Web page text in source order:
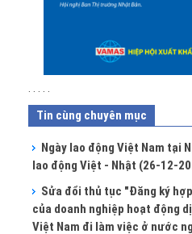
. . . . .
Tin cùng chuyên mục
Ngày lao động Việt Nam tại
lao động Việt - Nhật (26-12-
Sửa đổi thủ tục "Đăng ký
của doanh nghiệp hoạt động
Việt Nam đi làm việc ở nước